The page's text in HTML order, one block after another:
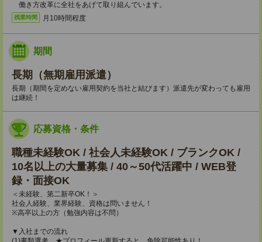
働き方改革に全社をあげて取り組んでいます。
残業時間 月10時間程度
期間
長期（無期雇用派遣）
長期（期間を定めない雇用契約を当社と結びます）派遣先が変わっても雇用
は継続！
応募資格・条件
職種未経験OK / 社会人未経験OK / ブランクOK /
10名以上の大量募集 / 40～50代活躍中 / WEB登
録・面接OK
＜未経験、第二新卒OK！＞
社会人経験、業界経験、資格は問いません！
※高卒以上の方（勉強内容は不問）
▼入社までの流れ